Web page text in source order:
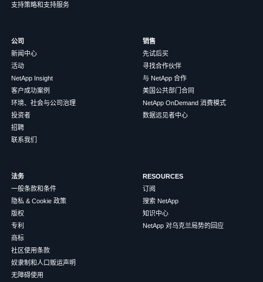
支持策略和支持服务
公司
新闻中心
活动
NetApp Insight
客户成功案例
环境、社会与公司治理
投资者
招聘
联系我们
销售
先试后买
寻找合作伙伴
与 NetApp 合作
美国公共部门合同
NetApp OnDemand 消费模式
数据远见者中心
法务
一般条款和条件
隐私 & Cookie 政策
版权
专利
商标
社区使用条款
奴隶制和人口贩运声明
无障碍使用
RESOURCES
订阅
搜索 NetApp
知识中心
NetApp 对乌克兰局势的回应